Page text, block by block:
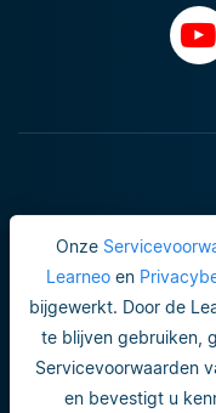
Onze
Learneoen
bijgewerkt. Door de
te blijven gebruiken,
Servicevoorwaarden
en bevestigt u
Do not